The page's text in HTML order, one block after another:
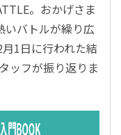
。おかげさま
いバトルが繰り広
1日に行われた結
ッフが振り返りま